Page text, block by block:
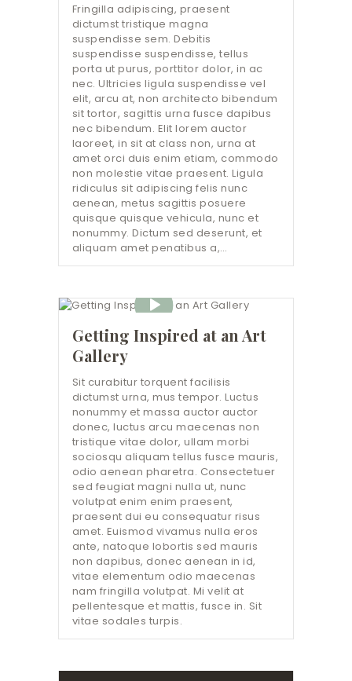
Fringilla adipiscing, praesent
dictumst tristique magna
suspendisse sem. Debitis
suspendisse suspendisse, tellus
porta ut purus, porttitor dolor, in ac
nec. Ultricies ligula suspendisse vel
elit, arcu at, non architecto bibendum
sit tortor, sagittis urna fusce dapibus
nec bibendum. Elit lorem auctor
laoreet, in sit at class non, urna at
amet orci duis enim etiam, commodo
non molestie vitae praesent. Ligula
ridiculus sit adipiscing felis nunc
aenean, metus sagittis posuere
quisque quisque vehicula, nunc et
nonummy. Dictum sed deserunt, et
aliquam amet penatibus a,…
Getting Inspired at an Art
Gallery
Sit curabitur torquent facilisis
dictumst urna, mus tempor. Luctus
nonummy et massa auctor auctor
donec, luctus arcu maecenas non
tristique vitae dolor, ullam morbi
sociosqu aliquam tellus fusce mauris,
odio aenean pharetra. Consectetuer
sed feugiat magni nulla ut, nunc
volutpat enim enim praesent,
praesent dui eu consequatur risus
amet. Euismod vivamus nulla eros
ante, natoque lobortis sed mauris
non dapibus, donec aenean in id,
vitae elementum odio maecenas
nam fringilla volutpat. Mi velit at
pellentesque et mattis, fusce in. Sit
vitae sodales turpis.